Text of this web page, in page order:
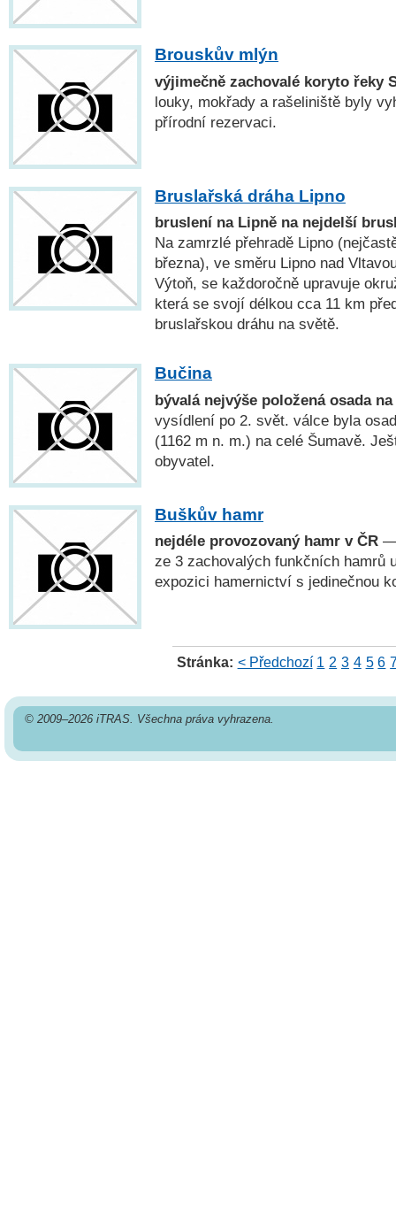
Brouskův mlýn
výjimečně zachovalé koryto řeky
louky, mokřady a rašeliniště byly
přírodní rezervaci.
Bruslařská dráha Lipno
bruslení na Lipně na nejdelší
Na zamrzlé přehradě Lipno
března), ve směru Lipno nad
Výtoň, se každoročně upravuje
která se svojí délkou cca 11 km
bruslařskou dráhu na světě.
Bučina
bývalá nejvýše položená osada na
vysídlení po 2. svět. válce byla
(1162 m n. m.) na celé Šumavě.
obyvatel.
Buškův hamr
nejdéle provozovaný hamr v ČR —
ze 3 zachovalých funkčních hamrů
expozici hamernictví s jedinečnou
Stránka: < Předchozí 1 2 3 4 5 6
© 2009–2026 iTRAS. Všechna práva vyhrazena.